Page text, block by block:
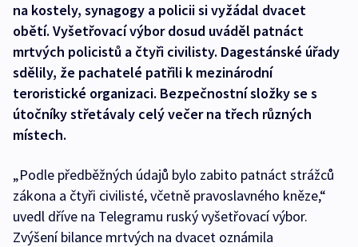
na kostely, synagogy a policii si vyžádal dvacet
obětí. Vyšetřovací výbor dosud uváděl patnáct
mrtvých policistů a čtyři civilisty. Dagestánské úřady
sdělily, že pachatelé patřili k mezinárodní
teroristické organizaci. Bezpečnostní složky se s
útočníky střetávaly celý večer na třech různých
místech.
„Podle předběžných údajů bylo zabito patnáct strážců
zákona a čtyři civilisté, včetně pravoslavného kněze,“
uvedl dříve na Telegramu ruský vyšetřovací výbor.
Zvýšení bilance mrtvých na dvacet oznámila